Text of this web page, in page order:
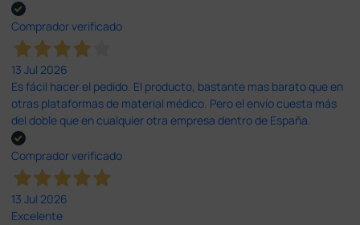
Comprador verificado
13 Jul 2026
Es fácil hacer el pedido. El producto, bastante mas barato que en
otras plataformas de material médico. Pero el envío cuesta más
del doble que en cualquier otra empresa dentro de España.
Comprador verificado
13 Jul 2026
Excelente